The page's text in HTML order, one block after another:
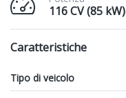
116 CV (85 kW)
Caratteristiche
Tipo di veicolo